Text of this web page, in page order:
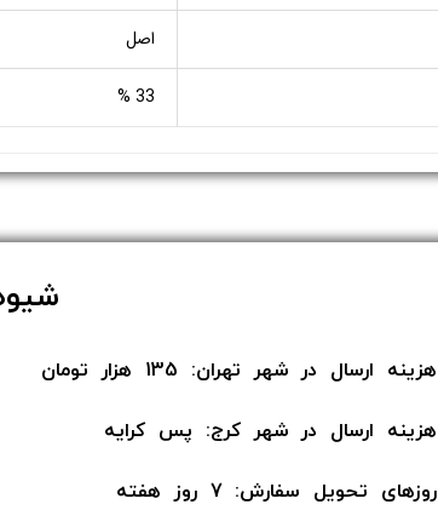
اصل
33 %
هزینه ارسال در شهر تهران: 135 هزار تومان
هزینه ارسال در شهر کرج: پس کرایه
روزهای تحویل سفارش: 7 روز هفته